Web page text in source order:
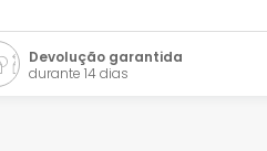
Devolução garantida
durante 14 dias